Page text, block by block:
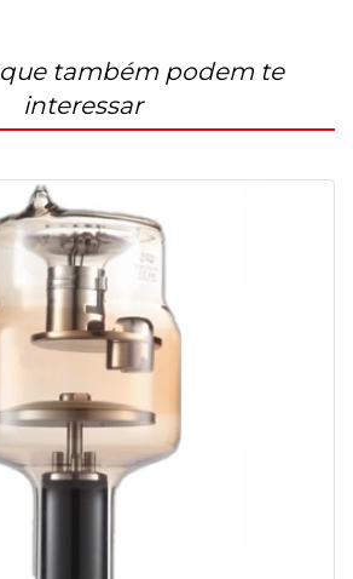
também podem te
interessar